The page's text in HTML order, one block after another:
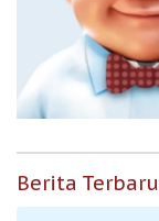
Berita Terbaru